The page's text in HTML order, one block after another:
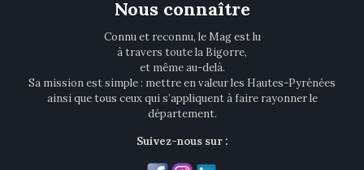
Nous connaître
Connu et reconnu, le Mag est lu
à travers toute la Bigorre,
et même au-delà.
Sa mission est simple : mettre en valeur les Hautes-Pyrénées
ainsi que tous ceux qui s’appliquent à faire rayonner le
département.
Suivez-nous sur :